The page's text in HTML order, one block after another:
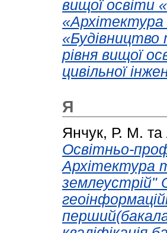
вищої освіти
«Архітектура
«Будівництво
рівня вищої
цивільної
Я
Янчук, Р. М. та
Освітньо-
Архітектура
землеустрій"